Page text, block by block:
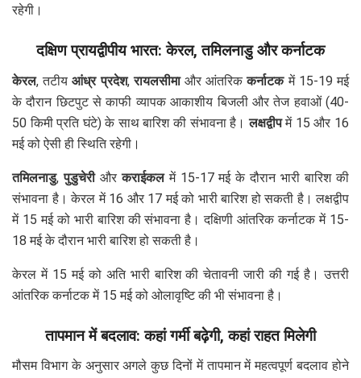
रहेगी।
दक्षिण प्रायद्वीपीय भारत: केरल, तमिलनाडु और कर्नाटक
केरल, तटीयआंध्र प्रदेश,रायलसीमाऔर आंतरिककर्नाटकमें 15-19 मई
के दौरान छिटपुट से काफी व्यापक आकाशीय बिजली और तेज हवाओं (40-
50 किमी प्रति घंटे) के साथ बारिश की संभावना है।लक्षद्वीपमें 15 और 16
मई को ऐसी ही स्थिति रहेगी।
तमिलनाडु,पुडुचेरीऔरकराईकलमें 15-17 मई के दौरान भारी बारिश की
संभावना है। केरल में 16 और 17 मई को भारी बारिश हो सकती है। लक्षद्वीप
में 15 मई को भारी बारिश की संभावना है। दक्षिणी आंतरिक कर्नाटक में 15-
18 मई के दौरान भारी बारिश हो सकती है।
केरल में 15 मई को अति भारी बारिश की चेतावनी जारी की गई है। उत्तरी
आंतरिक कर्नाटक में 15 मई को ओलावृष्टि की भी संभावना है।
तापमान में बदलाव: कहां गर्मी बढ़ेगी, कहां राहत मिलेगी
मौसम विभाग के अनुसार अगले कुछ दिनों में तापमान में महत्वपूर्ण बदलाव होने